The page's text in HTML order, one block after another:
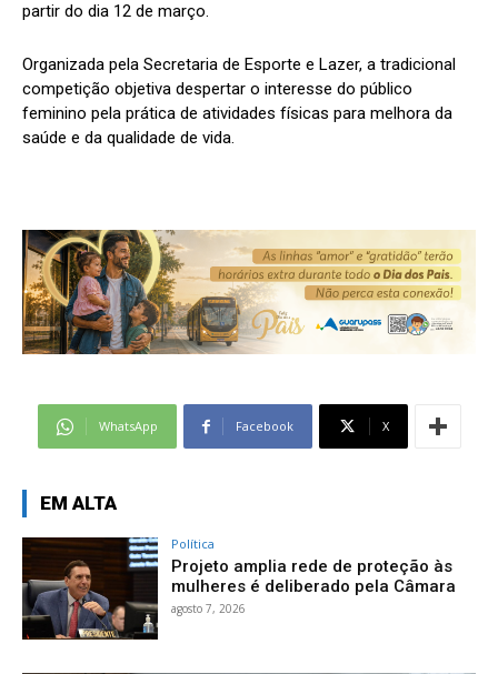
partir do dia 12 de março.
Organizada pela Secretaria de Esporte e Lazer, a tradicional
competição objetiva despertar o interesse do público
feminino pela prática de atividades físicas para melhora da
saúde e da qualidade de vida.
WhatsApp Facebook X
EM ALTA
Política
Projeto amplia rede de proteção às
mulheres é deliberado pela Câmara
agosto 7, 2026